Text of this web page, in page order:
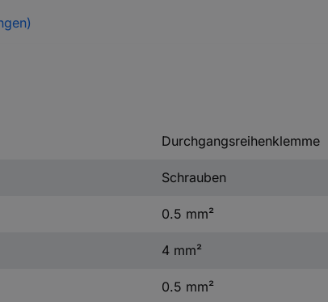
Durchgangsreihenklemme
Schrauben
0.5 mm²
4 mm²
0.5 mm²